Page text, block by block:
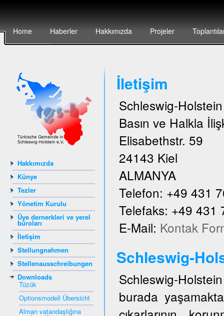
Home Haberler Hakkımızda Projeler
Hakkımızda
Künye
Tezler
Yönetim Kurulu
Üye dernerkleri ve yerel
büroları
İletişim
Stellungnahmen
Stellenausschreibungen
Downloads
Tüzük
Optionsmodell Übersicht
Alman vatandaşlığına
İletişim
Schleswig-
Basın ve Halkla
Elisabethstr. 59
24143 Kiel
ALMANYA
Telefon: +49 431
Telefaks: +49 431
E-Mail: Kontak
Schleswig-
Schleswig-
burada